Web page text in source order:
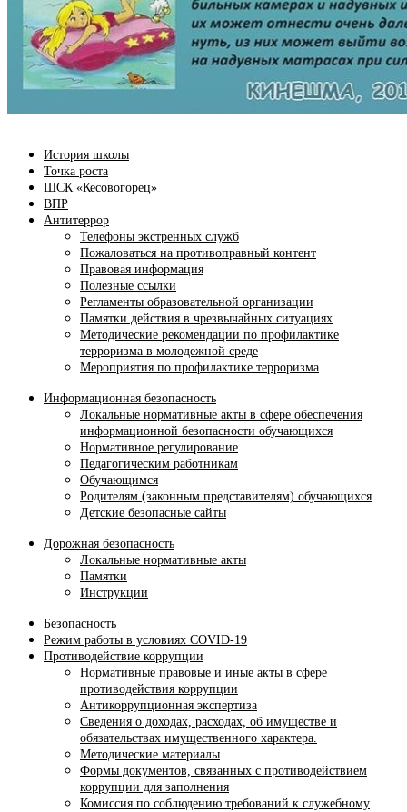
История школы
Точка роста
ШСК «Кесовогорец»
ВПР
Антитеррор
Телефоны экстренных служб
Пожаловаться на противоправный контент
Правовая информация
Полезные ссылки
Регламенты образовательной организации
Памятки действия в чрезвычайных ситуациях
Методические рекомендации по профилактике
терроризма в молодежной среде
Мероприятия по профилактике терроризма
Информационная безопасность
Локальные нормативные акты в сфере обеспечения
информационной безопасности обучающихся
Нормативное регулирование
Педагогическим работникам
Обучающимся
Родителям (законным представителям) обучающихся
Детские безопасные сайты
Дорожная безопасность
Локальные нормативные акты
Памятки
Инструкции
Безопасность
Режим работы в условиях COVID-19
Противодействие коррупции
Нормативные правовые и иные акты в сфере
противодействия коррупции
Антикоррупционная экспертиза
Сведения о доходах, расходах, об имуществе и
обязательствах имущественного характера.
Методические материалы
Формы документов, связанных с противодействием
коррупции для заполнения
Комиссия по соблюдению требований к служебному